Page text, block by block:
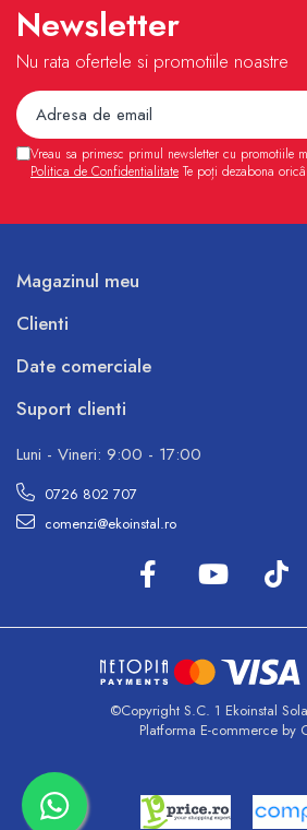
Newsletter
Nu rata ofertele si promotiile noastre
Vreau sa primesc primul newsletter cu promotiile
Politica de Confidentialitate Te poți dezabona
Magazinul meu
Clienti
Date comerciale
Suport clienti
Luni - Vineri: 9:00 - 17:00
0726 802 707
comenzi@ekoinstal.ro
©Copyright S.C. 1 Ekoinstal
Platforma E-commerce by